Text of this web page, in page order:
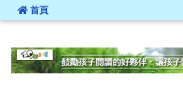
::: 首頁